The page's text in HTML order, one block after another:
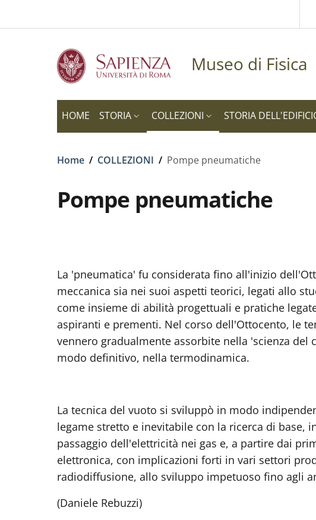
Museo di Fisica
HOME STORIA COLLEZIONI STORIA
Briciole di pane
Home / COLLEZIONI / Pompe pneumatiche
Pompe pneumatiche
La 'pneumatica' fu considerata fino all'inizio
meccanica sia nei suoi aspetti teorici, legati allo
come insieme di abilità progettuali e pratiche
aspiranti e prementi. Nel corso dell'Ottocento, le
vennero gradualmente assorbite nella 'scienza del
modo definitivo, nella termodinamica.
La tecnica del vuoto si sviluppò in modo
legame stretto e inevitabile con la ricerca di base,
passaggio dell'elettricità nei gas e, a partire dai
elettronica, con implicazioni forti in vari settori
radiodiffusione, allo sviluppo impetuoso fino agli
(Daniele Rebuzzi)